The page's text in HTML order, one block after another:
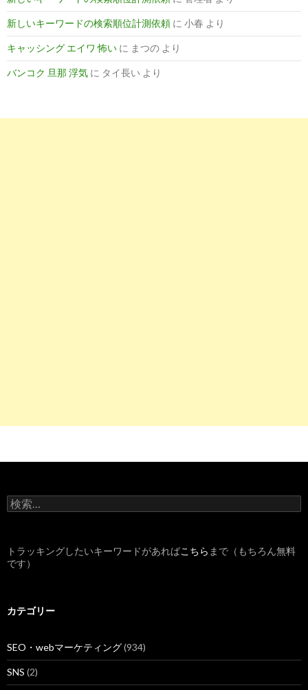
新しいキーワードの検索順位計測依頼 に 小春 より
キャッシング エイワ 怖い に まつの より
バンコク 旦那 浮気 に タイ長い より
検
索
トラッキングしたいキーワードがあればこちら まで（もちろん無料
です）
カテゴリー
SEO・webマーケティング(934)
SNS (2)